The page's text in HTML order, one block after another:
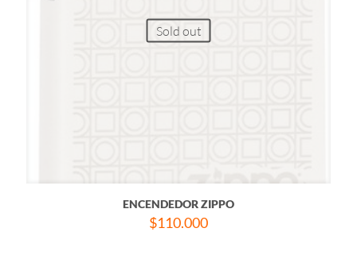
Sold out
ENCENDEDOR ZIPPO
$110.000